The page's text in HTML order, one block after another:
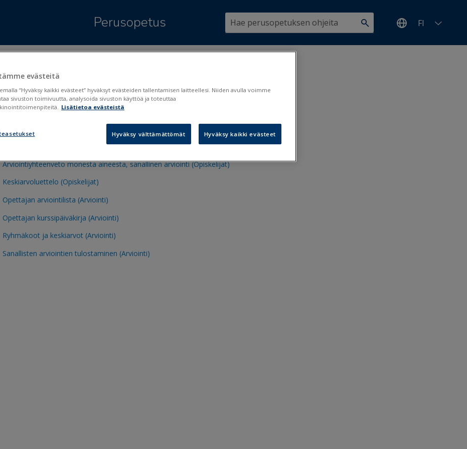
Perusopetus FI
arviointitulosteet
Arviointiyhteenveto, sanallinen arviointi (Arviointi)
Arviointiyhteenveto monesta aineesta, sanallinen arviointi (Opiskelijat)
Keskiarvoluettelo (Opiskelijat)
Opettajan arviointilista (Arviointi)
Opettajan kurssipäiväkirja (Arviointi)
Ryhmäkoot ja keskiarvot (Arviointi)
Sanallisten arviointien tulostaminen (Arviointi)
evästeitä
“Hyväksy kaikki evästeet” hyväksyt evästeiden tallentamisen laitteellesi. Niiden avulla voimme
sivuston toimivuutta, analysoida sivuston käyttöä ja toteuttaa
Lisätietoa evästeistä
Hyväksy välttämättömät Hyväksy kaikki evästeet